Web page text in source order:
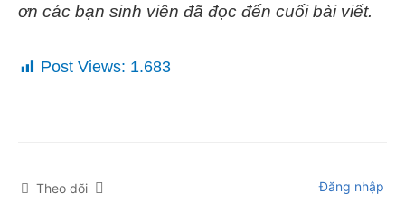
ơn các bạn sinh viên đã đọc đến cuối bài viết.
Post Views: 1.683
Theo dõi Đăng nhập